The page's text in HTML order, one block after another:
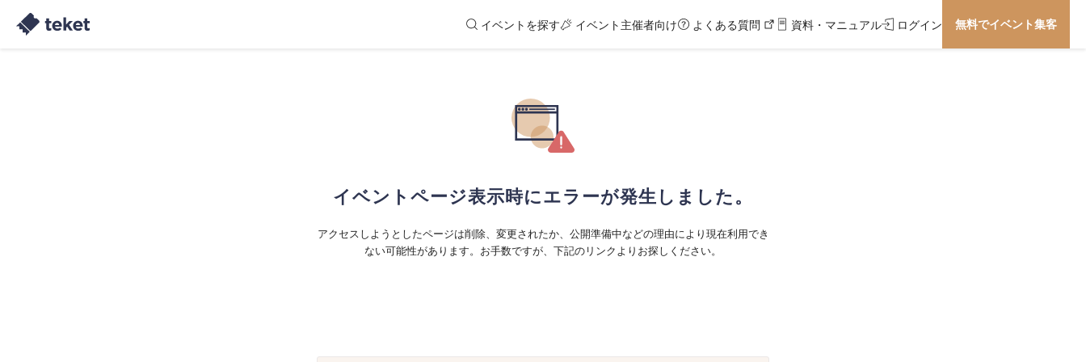
イベントを探す イベント主催者向け よくある質問 資料・マニュアル ログイン 無料でイベント集客
イベントページ表示時にエラーが発生しました。
アクセスしようとしたページは削除、変更されたか、公開準備中などの理由により現在利用でき
ない可能性があります。お手数ですが、下記のリンクよりお探しください。